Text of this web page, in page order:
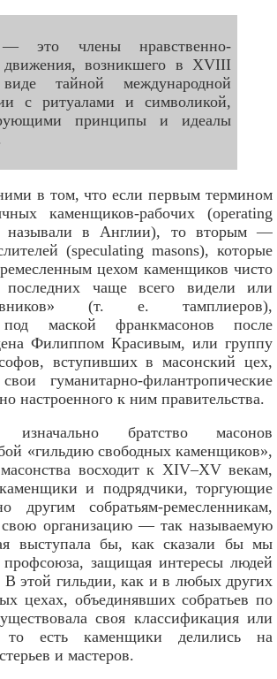
это члены нравственно-
движения, возникшего в XVIII
тайной международной
с ритуалами и символикой,
принципы и идеалы
в том, что если первым термином
каменщиков-рабочих (operating
называли в Англии), то вторым —
(speculating masons), которые
цехом каменщиков чисто
чаще всего видели или
(т. е. тамплиеров),
под маской франкмасонов после
Филиппом Красивым, или группу
вступивших в масонский цех,
гуманитарно-филантропические
настроенного к ним правительства.
изначально братство масонов
«гильдию свободных каменщиков»,
восходит к XIV–XV векам,
и подрядчики, торгующие
другим собратьям-ремесленникам,
свою организацию — так называемую
выступала бы, как сказали бы мы
профсоюза, защищая интересы людей
В этой гильдии, как и в любых других
цехах, объединявших собратьев по
своя классификация или
то есть каменщики делились на
и мастеров.